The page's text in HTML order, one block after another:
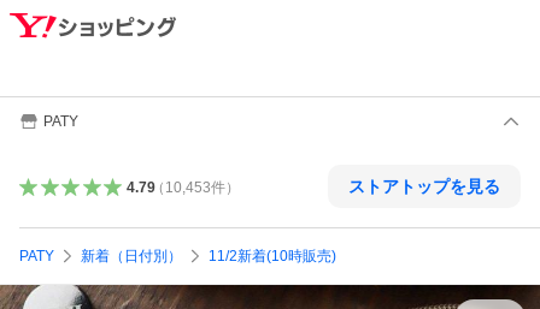
PATY
4.79（ 10,453件） ストアトップを見る
PATY 新着（日付別） 11/2新着(10時販売)